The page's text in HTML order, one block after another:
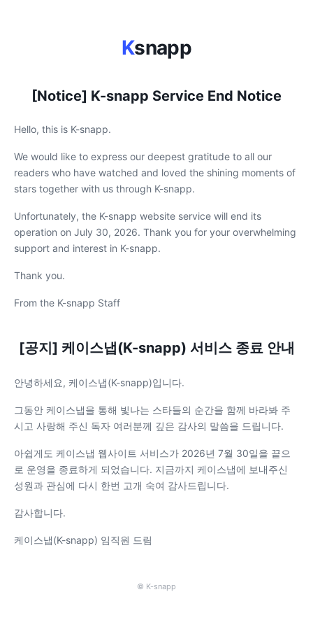
Ksnapp
[Notice] K-snapp Service End Notice
Hello, this is K-snapp.
We would like to express our deepest gratitude to all our
readers who have watched and loved the shining moments of
stars together with us through K-snapp.
Unfortunately, the K-snapp website service will end its
operation on July 30, 2026. Thank you for your overwhelming
support and interest in K-snapp.
Thank you.
From the K-snapp Staff
[공지] 케이스냅(K-snapp) 서비스 종료 안내
안녕하세요, 케이스냅(K-snapp)입니다.
그동안 케이스냅을 통해 빛나는 스타들의 순간을 함께 바라봐 주
시고 사랑해 주신 독자 여러분께 깊은 감사의 말씀을 드립니다.
아쉽게도 케이스냅 웹사이트 서비스가 2026년 7월 30일을 끝으
로 운영을 종료하게 되었습니다. 지금까지 케이스냅에 보내주신
성원과 관심에 다시 한번 고개 숙여 감사드립니다.
감사합니다.
케이스냅(K-snapp) 임직원 드림
© K-snapp